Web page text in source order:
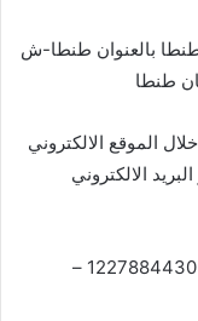
بالعنوان طنطا-ش
الموقع الالكتروني
الالكتروني
الهاتف : 040-3419808 – 403343077 – 1227884430 –